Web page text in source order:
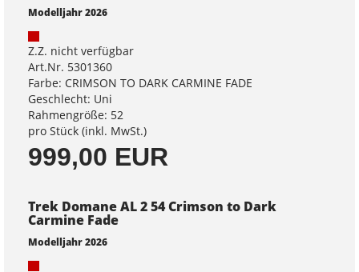
Modelljahr 2026
Z.Z. nicht verfügbar
Art.Nr. 5301360
Farbe: CRIMSON TO DARK CARMINE FADE
Geschlecht: Uni
Rahmengröße: 52
pro Stück (inkl. MwSt.)
999,00 EUR
Trek Domane AL 2 54 Crimson to Dark
Carmine Fade
Modelljahr 2026